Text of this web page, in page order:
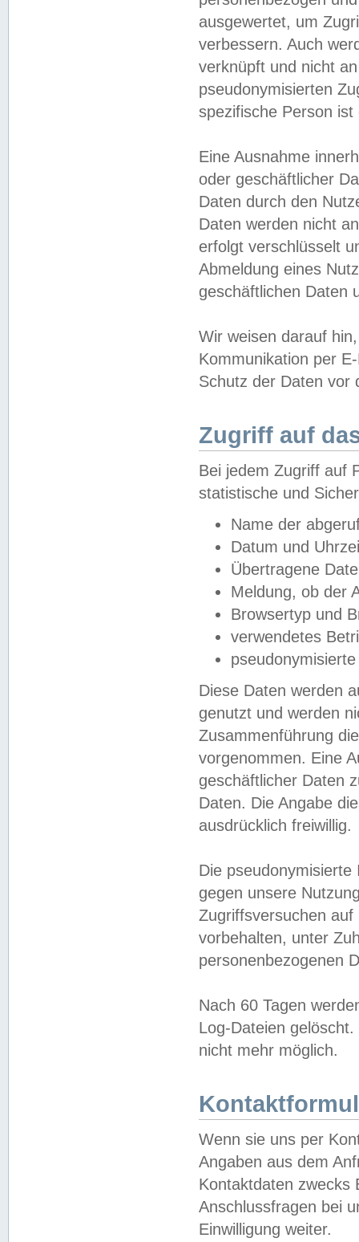
ausgewertet, um
verbessern. Auch
verknüpft und nicht
pseudonymisierten
spezifische Person
Eine Ausnahme
oder geschäftlicher
Daten durch den
Daten werden nicht
erfolgt verschlüsselt
Abmeldung eines
geschäftlichen Daten
Wir weisen darauf
Kommunikation per
Schutz der Daten vor
Zugriff auf
Bei jedem Zugriff auf
statistische und
Name der
Datum und
Übertragene
Meldung, ob der
Browsertyp und
verwendetes
Diese Daten werden
genutzt und werden
Zusammenführung
vorgenommen. Eine
geschäftlicher Daten
Daten. Die Angabe
ausdrücklich freiwillig.
Die
gegen unsere
Zugriffsversuchen
vorbehalten, unter
personenbezogenen
Nach 60 Tagen
Log-Dateien
nicht mehr möglich.
Wenn sie uns per
Angaben aus dem
Kontaktdaten zwecks
Anschlussfragen bei
Einwilligung weiter.